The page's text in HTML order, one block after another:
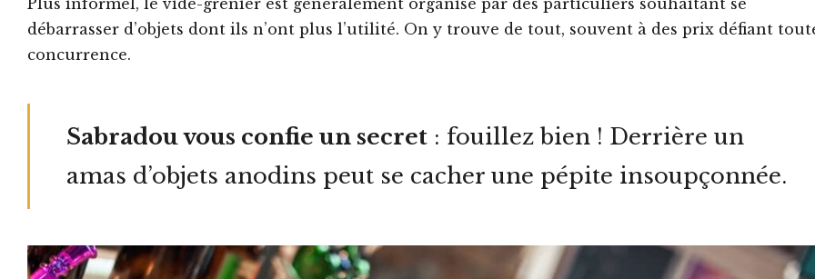
Plus informel, le vide-grenier est généralement organisé par des particuliers souhaitant se
débarrasser d’objets dont ils n’ont plus l’utilité. On y trouve de tout, souvent à des prix défiant
concurrence.
Sabradou vous confie un secret : fouillez bien ! Derrière un
amas d’objets anodins peut se cacher une pépite insoupçonnée.